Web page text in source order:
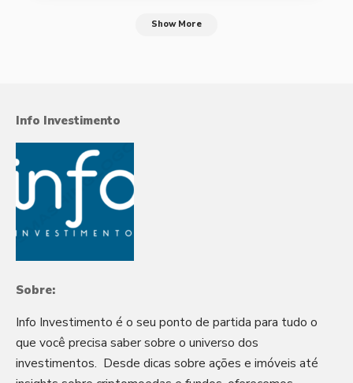
Show More
Info Investimento
Sobre:
Info Investimento é o seu ponto de partida para tudo o
que você precisa saber sobre o universo dos
investimentos. Desde dicas sobre ações e imóveis até